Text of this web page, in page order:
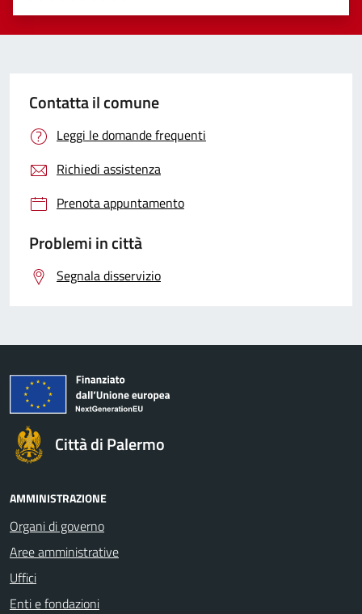
Valuta 5 stelle su 5
Valuta 4 stelle su 5
Valuta 3 stelle su 5
Valuta 2 stelle su 5
Valuta 1 stelle su 5
Contatta il comune
Leggi le domande frequenti
Richiedi assistenza
Prenota appuntamento
Problemi in città
Segnala disservizio
Città di Palermo
AMMINISTRAZIONE
Organi di governo
Aree amministrative
Uffici
Enti e fondazioni